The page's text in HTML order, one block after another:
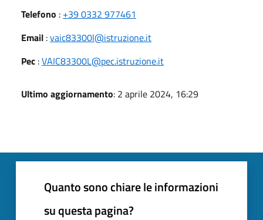
Telefono : +39 0332 977461
Email :vaic83300l@istruzione.it
Pec :VAIC83300L@pec.istruzione.it
Ultimo aggiornamento: 2 aprile 2024, 16:29
Quanto sono chiare le informazioni
su questa pagina?